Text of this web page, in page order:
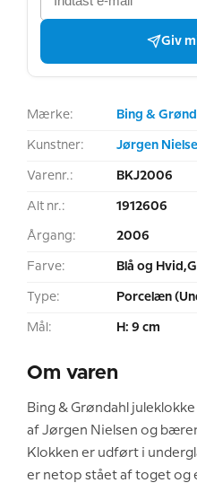
Giv
Mærke: Bing &
Kunstner: Jørgen
Varenr.: BKJ2006
Alt nr.: 1912606
Årgang: 2006
Farve: Blå og
Type: Porcelæn
Mål: H: 9 cm
Om varen
Bing & Grøndahl
af Jørgen Nielsen og
Klokken er udført i
er netop stået af toget og